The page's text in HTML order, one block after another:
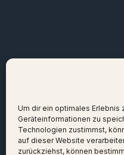
Um dir ein optimales
Geräteinformationen zu
Technologien zustimmst,
auf dieser Website
zurückziehst, können